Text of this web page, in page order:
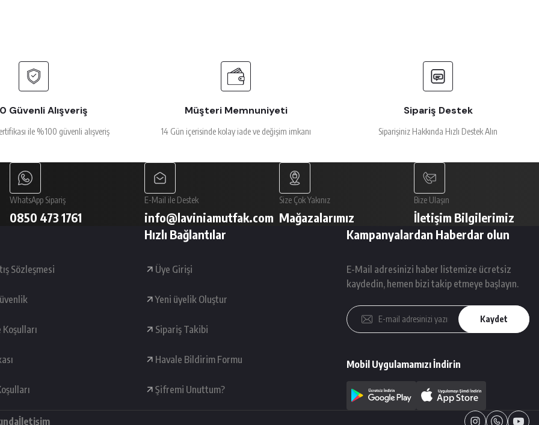
Güvenli Alışveriş
ile %100 güvenli alışveriş
Müşteri Memnuniyeti
14 Gün içerisinde kolay iade ve değişim imkanı
Sipariş Destek
Siparişiniz Hakkında Hızlı Destek Alın
WhatsApp Sipariş
0850 473 1761
E-Mail ile Destek
info@laviniamutfak.com
Size Çok Yakınız
Mağazalarımız
Bize Ulaşın
İletişim Bilgilerimiz
Sözleşmesi
Hızlı Bağlantılar
Üye Girişi
Yeni üyelik Oluştur
Sipariş Takibi
Havale Bildirim Formu
Şifremi Unuttum?
Kampanyalardan Haberdar olun
E-Mail adresinizi haber listemize ücretsiz
kaydedin, hemen bizi takip etmeye başlayın.
Kaydet
Mobil Uygulamamızı İndirin
İletişim